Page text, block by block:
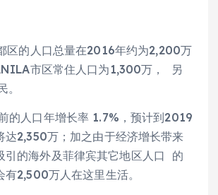
区的人口总量在2016年约为2,200万
市区常住人口为1,300万， 另
的人口年增长率 1.7%，预计到2019
达2,350万；加之由于经济增长带来
引的海外及菲律宾其它地区人口 的
有2,500万人在这里生活。